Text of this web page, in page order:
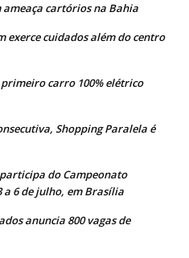
ameaça cartórios na Bahia
exerce cuidados além do centro
carro 100% elétrico
Shopping Paralela é
do Campeonato
a 6 de julho, em Brasília
anuncia 800 vagas de